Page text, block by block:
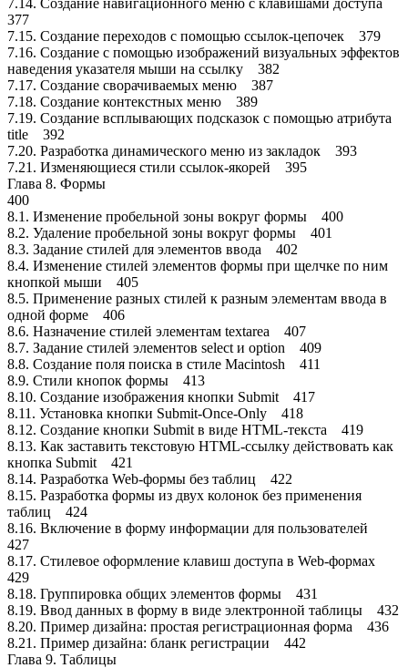
377
7.15. Создание переходов с помощью ссылок-цепочек 379
7.16. Создание с помощью изображений визуальных эффектов
наведения указателя мыши на ссылку 382
7.17. Создание сворачиваемых меню 387
7.18. Создание контекстных меню 389
7.19. Создание всплывающих подсказок с помощью атрибута
title 392
7.20. Разработка динамического меню из закладок 393
7.21. Изменяющиеся стили ссылок-якорей 395
Глава 8. Формы
400
8.1. Изменение пробельной зоны вокруг формы 400
8.2. Удаление пробельной зоны вокруг формы 401
8.3. Задание стилей для элементов ввода 402
8.4. Изменение стилей элементов формы при щелчке по ним
кнопкой мыши 405
8.5. Применение разных стилей к разным элементам ввода в
одной форме 406
8.6. Назначение стилей элементам textarea 407
8.7. Задание стилей элементов select и option 409
8.8. Создание поля поиска в стиле Macintosh 411
8.9. Стили кнопок формы 413
8.10. Создание изображения кнопки Submit 417
8.11. Установка кнопки Submit-Once-Only 418
8.12. Создание кнопки Submit в виде HTML-текста 419
8.13. Как заставить текстовую HTML-ссылку действовать как
кнопка Submit 421
8.14. Разработка Web-формы без таблиц 422
8.15. Разработка формы из двух колонок без применения
таблиц 424
8.16. Включение в форму информации для пользователей
427
8.17. Стилевое оформление клавиш доступа в Web-формах
429
8.18. Группировка общих элементов формы 431
8.19. Ввод данных в форму в виде электронной таблицы 432
8.20. Пример дизайна: простая регистрационная форма 436
8.21. Пример дизайна: бланк регистрации 442
Глава 9. Таблицы